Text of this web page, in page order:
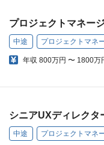
プロジェクトマネー
中途 プロジェクトマネ
年収 800万円 〜 1800万
シニアUXディレク
中途 プロジェクトマネ